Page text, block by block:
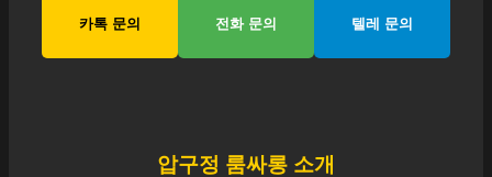
카톡 문의 전화 문의 텔레 문의
압구정 룸싸롱 소개